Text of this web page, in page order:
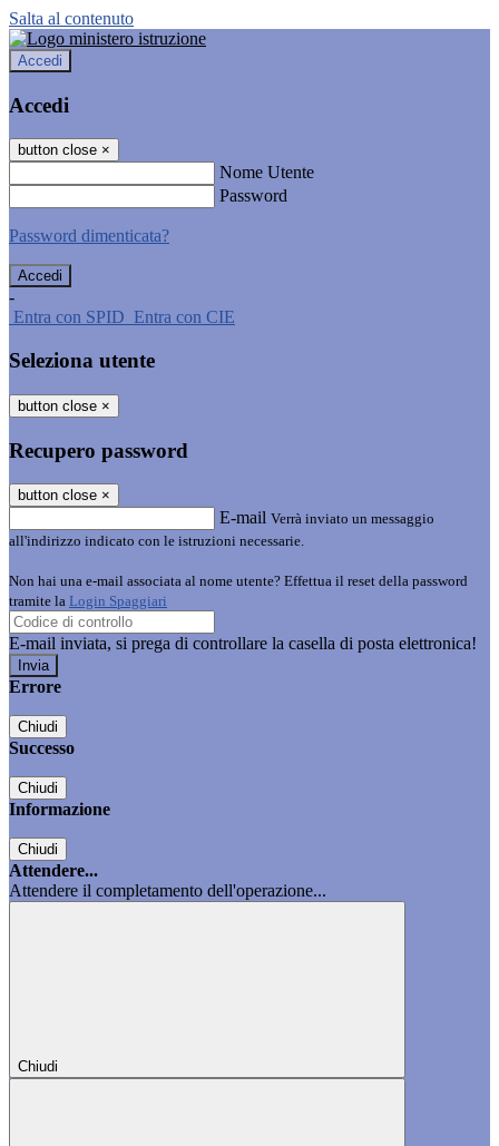
Salta al contenuto
Accedi
Accedi
button close ×
Nome Utente
Password
Password dimenticata?
-
Entra con SPID Entra con CIE
Seleziona utente
button close ×
Recupero password
button close ×
E-mail Verrà inviato un messaggio
all'indirizzo indicato con le istruzioni necessarie.
Non hai una e-mail associata al nome utente? Effettua il reset della password
tramite la Login Spaggiari
E-mail inviata, si prega di controllare la casella di posta elettronica!
Errore
Chiudi
Successo
Chiudi
Informazione
Chiudi
Attendere...
Attendere il completamento dell'operazione...
Chiudi